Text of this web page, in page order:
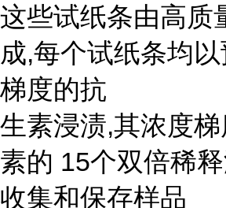
这些试纸条由高质
成,每个试纸条均
梯度的抗
生素浸渍,其浓度
素的 15个双倍稀释
收集和保存样品